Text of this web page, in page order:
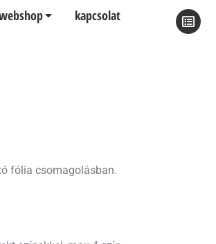
kapcsolat
fólia csomagolásban.